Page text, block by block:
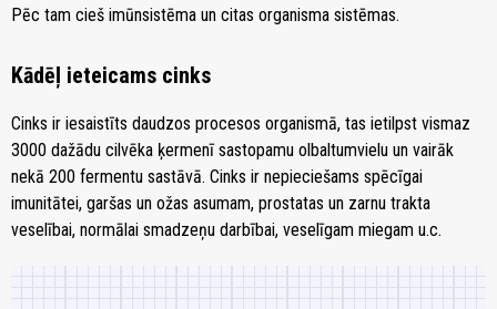
Pēc tam cieš imūnsistēma un citas organisma sistēmas.
Kādēļ ieteicams cinks
Cinks ir iesaistīts daudzos procesos organismā, tas ietilpst vismaz
3000 dažādu cilvēka ķermenī sastopamu olbaltumvielu un vairāk
nekā 200 fermentu sastāvā. Cinks ir nepieciešams spēcīgai
imunitātei, garšas un ožas asumam, prostatas un zarnu trakta
veselībai, normālai smadzeņu darbībai, veselīgam miegam u.c.